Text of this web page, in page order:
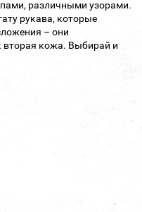
различными узорами.
рукава, которые
– они
вторая кожа. Выбирай и